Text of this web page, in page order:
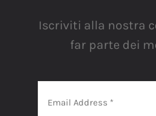
Iscriviti alla nostra
far parte dei